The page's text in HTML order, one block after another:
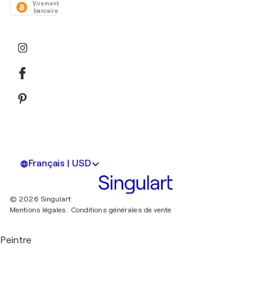
Virement
bancaire
Français | USD
© 2026 Singulart
Mentions légales. Conditions générales de vente
Peintre